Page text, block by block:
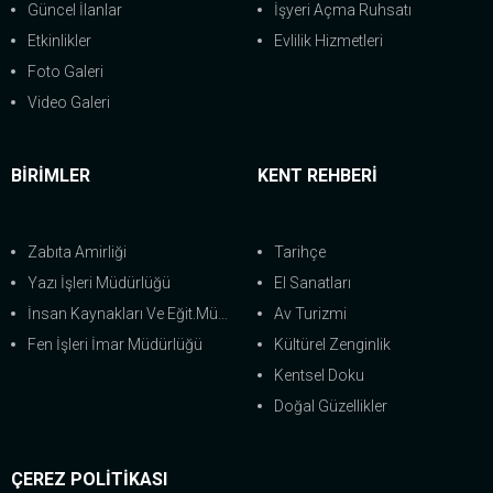
Güncel İlanlar
Etkinlikler
Foto Galeri
Video Galeri
İşyeri Açma Ruhsatı
Evlilik Hizmetleri
BİRİMLER
Zabıta Amirliği
Yazı İşleri Müdürlüğü
İnsan Kaynakları Ve Eğit.Müdürlüğü
Fen İşleri İmar Müdürlüğü
KENT REHBERİ
Tarihçe
El Sanatları
Av Turizmi
Kültürel Zenginlik
Kentsel Doku
Doğal Güzellikler
ÇEREZ POLİTİKASI